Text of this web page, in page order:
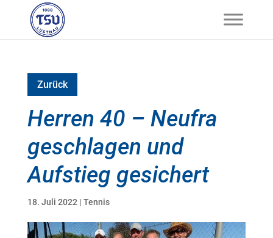
Zurück
Herren 40 – Neufra
geschlagen und
Aufstieg gesichert
18. Juli 2022 | Tennis